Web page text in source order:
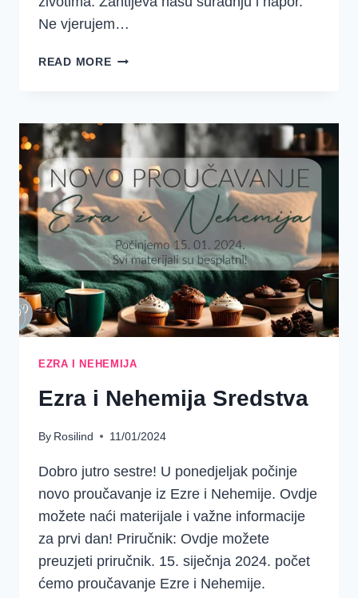
Ne vjerujem…
READ MOREDOBRO
SREDSTVA
–
EZRA
I
NEHEMIJA
1.
TJEDAN
EZRA I NEHEMIJA
Ezra i Nehemija Sredstva
By Rosilind 11/01/2024
Dobro jutro sestre! U ponedjeljak počinje
novo proučavanje iz Ezre i Nehemije. Ovdje
možete naći materijale i važne informacije
za prvi dan! Priručnik: Ovdje možete
preuzjeti priručnik. 15. siječnja 2024. počet
ćemo proučavanje Ezre i Nehemije.